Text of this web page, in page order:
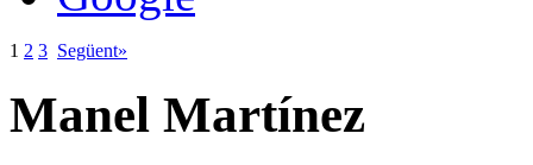
1 2 3 Següent»
Manel Martínez